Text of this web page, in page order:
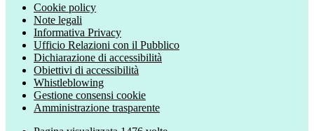
Cookie policy
Note legali
Informativa Privacy
Ufficio Relazioni con il Pubblico
Dichiarazione di accessibilità
Obiettivi di accessibilità
Whistleblowing
Gestione consensi cookie
Amministrazione trasparente